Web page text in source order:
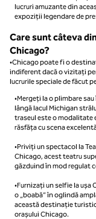
lucruri amuzante din
expoziții legendare de
Care sunt câteva
Chicago?
•Chicago poate fi o
indiferent dacă o vizitați
lucrurile speciale de făcut
•Mergeți la o plimbare
lângă lacul Michigan
traseul este o modalitate
răsfăța cu scena
•Priviți un spectacol la
Chicago, acest teatru
găzduind în mod regulat
•Furnizați un selfie la ușa
o „boabă” în oglindă
această destinație
orașului Chicago.